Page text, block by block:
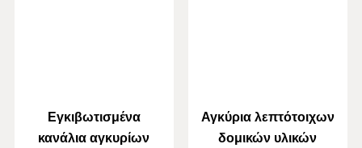
Εγκιβωτισμένα
κανάλια αγκυρίων
Αγκύρια λεπτότοιχων
δομικών υλικών